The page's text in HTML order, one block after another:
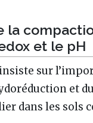
la
et le pH
sur
et
dans les sols